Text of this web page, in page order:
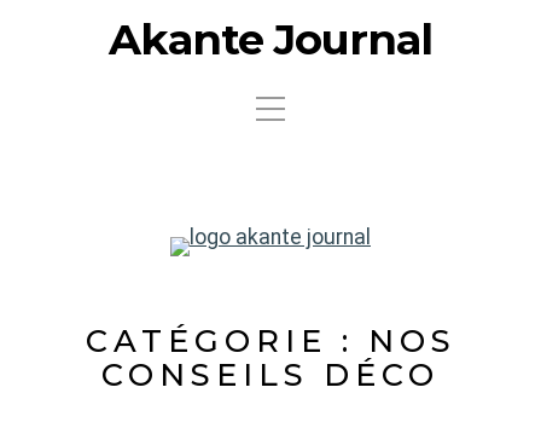
Akante Journal
CATÉGORIE :
NOS
CONSEILS DÉCO